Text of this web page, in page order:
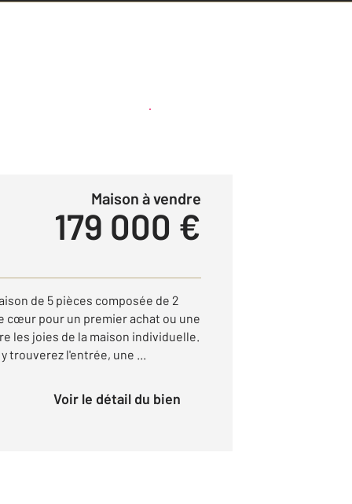
Créer une alerte
Maison à vendre
179 000 €
de 5 pièces composée de 2
cœur pour un premier achat ou une
les joies de la maison individuelle.
trouverez l'entrée, une ...
Voir le détail du bien